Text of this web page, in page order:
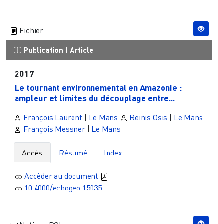
Fichier
Publication Article
2017
Le tournant environnemental en Amazonie :
ampleur et limites du découplage entre...
François Laurent Le Mans Reinis Osis
Le Mans
François Messner
Le Mans
Accès Résumé Index
Accèder au document
10.4000/echogeo.15035